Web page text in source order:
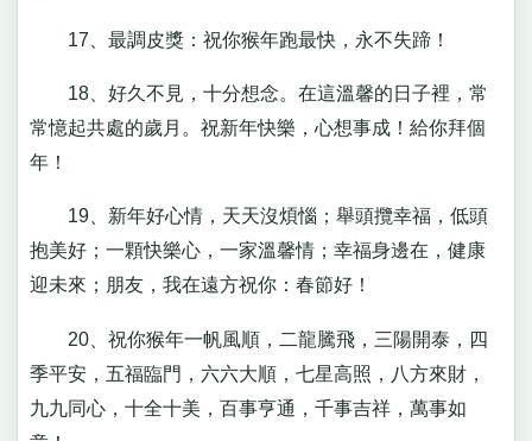
17、最調皮獎：祝你猴年跑最快，永不失蹄！
18、好久不見，十分想念。在這溫馨的日子裡，常
常憶起共處的歲月。祝新年快樂，心想事成！給你拜個
年！
19、新年好心情，天天沒煩惱；舉頭攬幸福，低頭
抱美好；一顆快樂心，一家溫馨情；幸福身邊在，健康
迎未來；朋友，我在遠方祝你：春節好！
20、祝你猴年一帆風順，二龍騰飛，三陽開泰，四
季平安，五福臨門，六六大順，七星高照，八方來財，
九九同心，十全十美，百事亨通，千事吉祥，萬事如